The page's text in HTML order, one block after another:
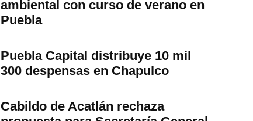
ambiental con curso de verano en
Puebla
Puebla Capital distribuye 10 mil
300 despensas en Chapulco
Cabildo de Acatlán rechaza